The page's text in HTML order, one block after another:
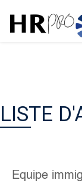
LISTE
Equipe